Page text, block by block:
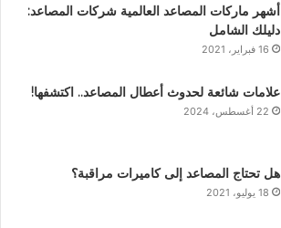
أشهر ماركات المصاعد العالمية شركات المصاعد:
دليلك الشامل
16 فبراير، 2021
علامات شائعة لحدوث أعطال المصاعد.. اكتشفها!
22 أغسطس، 2024
هل تحتاج المصاعد إلى كاميرات مراقبة؟
18 يوليو، 2021